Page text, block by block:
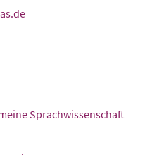
Sprachwissenschaft